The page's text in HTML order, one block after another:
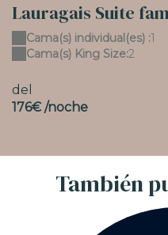
Lauragais Suite
del
176€ /noche
Cama(s) individual(es) :1
Cama(s) King Size:2
También